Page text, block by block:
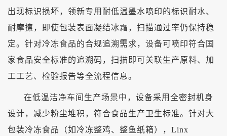
出现标识损坏，领新专用耐低温墨水喷印的标识耐水、
耐摩擦，即使包装表面凝结冰霜，扫描通过率仍保持稳
定。针对冷冻食品的合规追溯需求，设备可喷印符合国
家食品安全标准的追溯码，扫描即可关联生产原料、加
工工艺、检验报告等全流程信息。
在低温洁净车间生产场景中，设备采用全密封机身
设计，减少粉尘堆积，符合食品生产卫生标准。针对大
包装冷冻食品（如冷冻整鸡、整鱼纸箱）， Linx